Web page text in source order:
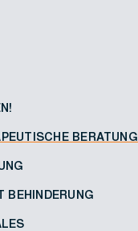
BERATUNG
BEHINDERUNG